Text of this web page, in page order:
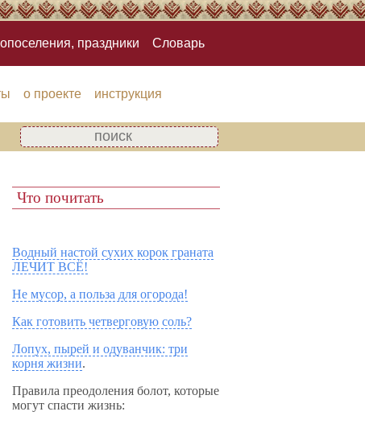
праздники Словарь
о проекте инструкция
Что почитать
Водный настой сухих корок граната
ЛЕЧИТ ВСЁ!
Не мусор, а польза для огорода!
Как готовить четверговую соль?
Лопух, пырей и одуванчик: три
корня жизни.
Правила преодоления болот, которые
могут спасти жизнь: